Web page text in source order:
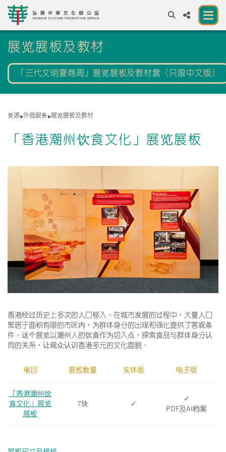
EN繁簡
关于我们
展览及活动
合作伙伴
联络我们
展览展板及教材
「三代文明夏商周」展览展板及教材套（只限中文版）
资源 外借服务 展览展板及教材
「香港潮州饮食文化」展览展板
香港经过历史上多次的人口移入。在城市发展的过程中，大量人口
聚居于面积有限的市区内，为群体身分的出现和强化提供了客观条
件。这个展览以潮州人的饮食作为切入点，探索食品与群体身分认
同的关系，让观众认识香港多元的文化面貌。
项目 展板数量 实体版 电子版
「香港潮州饮
食文化」展览
展板
7块 ✓
✓
PDF及AI档案